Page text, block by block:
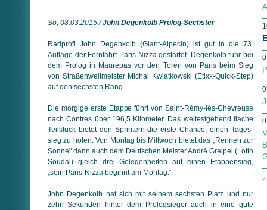
So, 08.03.2015 /John Degenkolb Prolog-Sechster
Radprofi John Degenkolb (Giant-Alpecin) ist gut in die 73.
Auflage der Fernfahrt Paris-Nizza gestartet. Degenkolb fuhr bei
dem Prolog in Maurepas vor den Toren von Paris beim Sieg
von Straßen­welt­meister Michal Kwiatkowski (Etixx-Quick-Step)
auf den sechsten Rang.
Die morgige erste Etappe führt von Saint-Rémy-lès-Chevreuse
nach Contres über 196,5 Kilometer. Das weitestgehend flache
Teilstück bietet den Sprintern die erste Chance, einen Tages­
sieg zu holen. Von Montag bis Mittwoch bietet das „Rennen zur
Sonne" dann auch dem Deutschen Meister André Greipel (Lotto
Soudal) gleich drei Gelegenheiten auf einen Etappensieg,
„sein Paris-Nizza beginnt am Montag.“
John Degenkolb hat sich mit seinem sechsten Platz und nur
zehn Sekunden hinter dem Prologsieger auch in eine gute
«